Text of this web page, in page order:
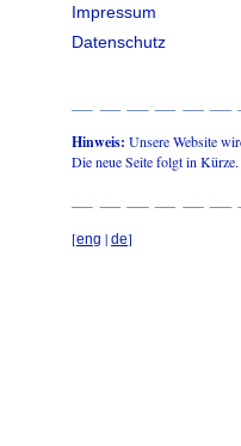
Impressum
Datenschutz
Hinweis: Unsere Website
Die neue Seite folgt in Kürze.
[eng | de]